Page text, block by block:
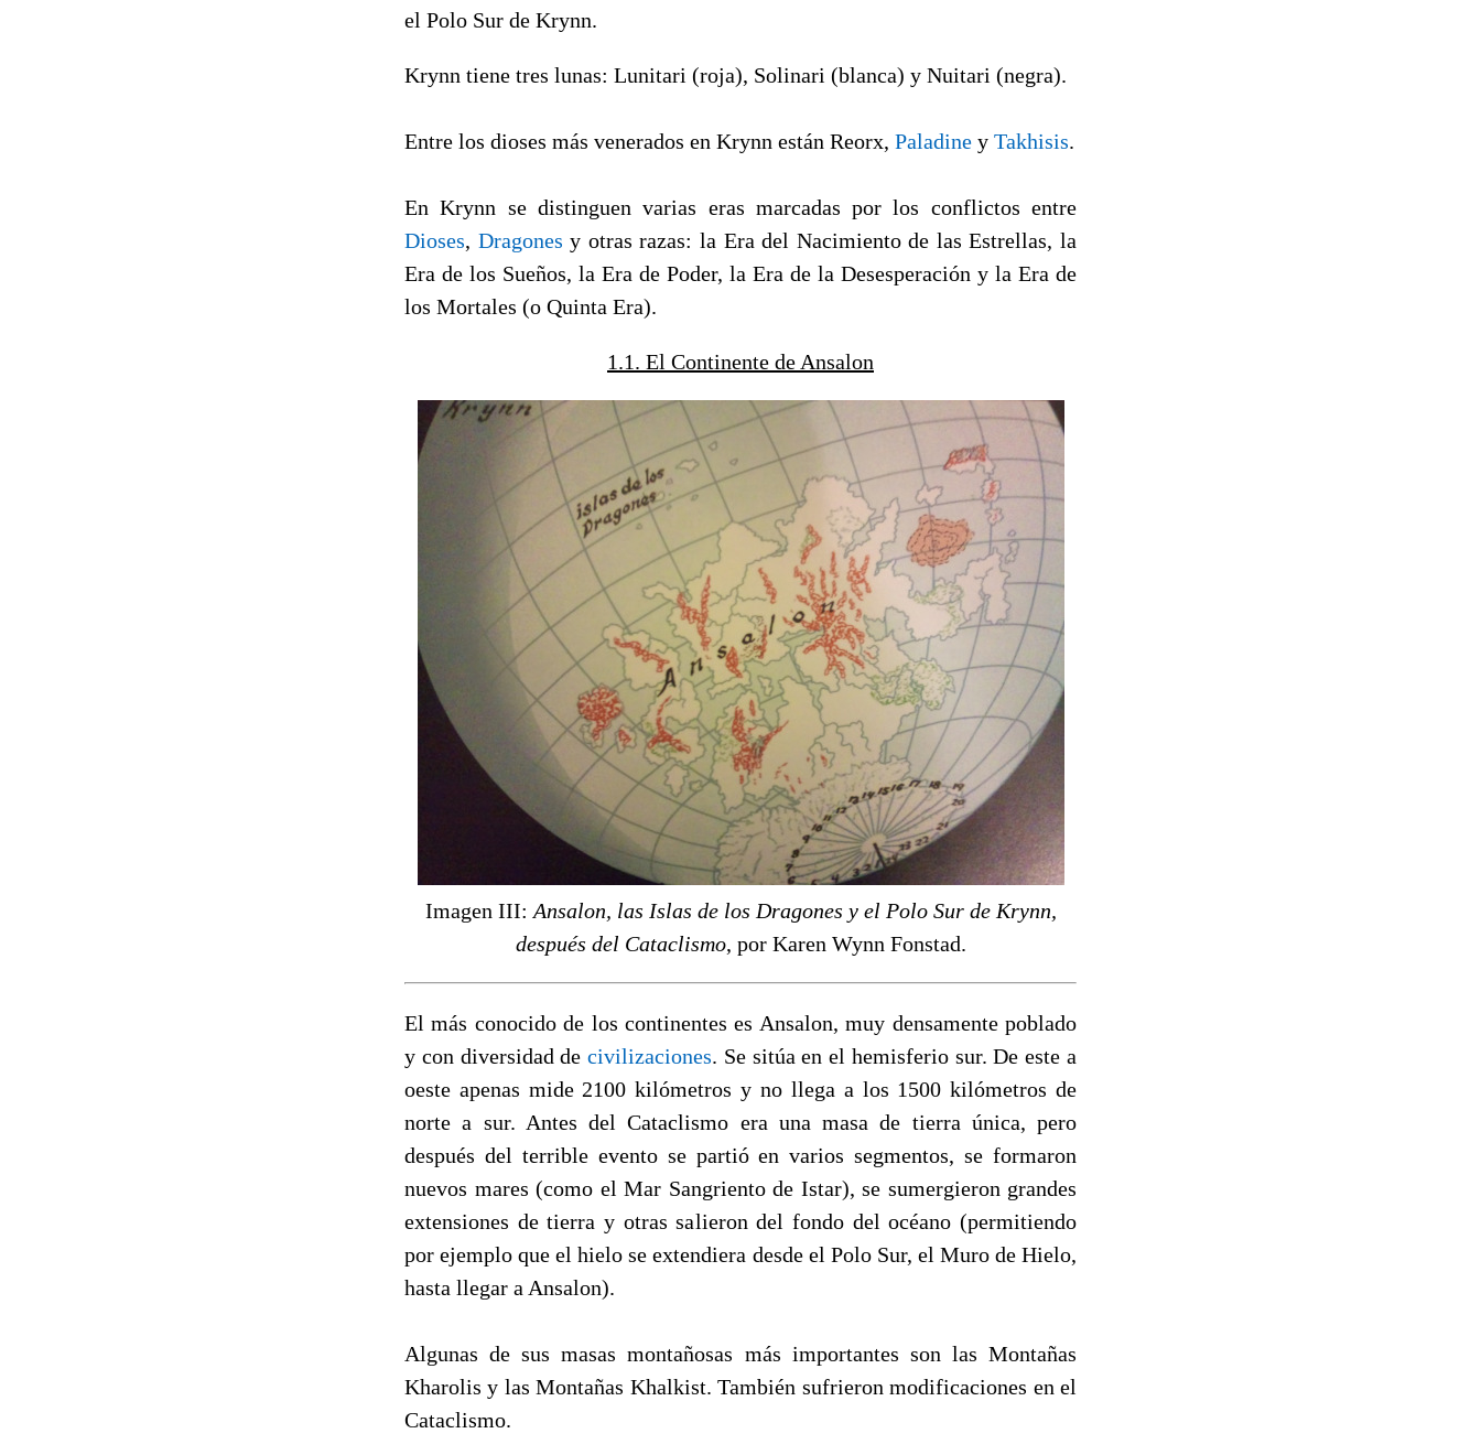
el Polo Sur de Krynn.
Krynn tiene tres lunas: Lunitari (roja), Solinari (blanca) y Nuitari (negra).
Entre los dioses más venerados en Krynn están Reorx, Paladine y Takhisis.
En Krynn se distinguen varias eras marcadas por los conflictos entre
Dioses, Dragones y otras razas: la Era del Nacimiento de las Estrellas, la
Era de los Sueños, la Era de Poder, la Era de la Desesperación y la Era de
los Mortales (o Quinta Era).
1.1. El Continente de Ansalon
Imagen III: Ansalon, las Islas de los Dragones y el Polo Sur de Krynn,
después del Cataclismo, por Karen Wynn Fonstad.
El más conocido de los continentes es Ansalon, muy densamente poblado
y con diversidad decivilizaciones. Se sitúa en el hemisferio sur. De este a
oeste apenas mide 2100 kilómetros y no llega a los 1500 kilómetros de
norte a sur. Antes del Cataclismo era una masa de tierra única, pero
después del terrible evento se partió en varios segmentos, se formaron
nuevos mares (como el Mar Sangriento de Istar), se sumergieron grandes
extensiones de tierra y otras salieron del fondo del océano (permitiendo
por ejemplo que el hielo se extendiera desde el Polo Sur, el Muro de Hielo,
hasta llegar a Ansalon).
Algunas de sus masas montañosas más importantes son las Montañas
Kharolis y las Montañas Khalkist. También sufrieron modificaciones en el
Cataclismo.